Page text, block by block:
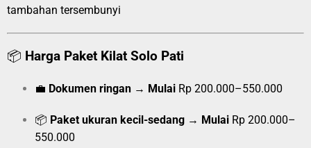
tambahan tersembunyi
📦 Harga Paket Kilat Solo Pati
💼 Dokumen ringan → Mulai Rp 200.000–550.000
📦 Paket ukuran kecil-sedang → Mulai Rp 200.000–
550.000